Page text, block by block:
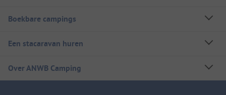
Boekbare campings
Een stacaravan huren
Over ANWB Camping